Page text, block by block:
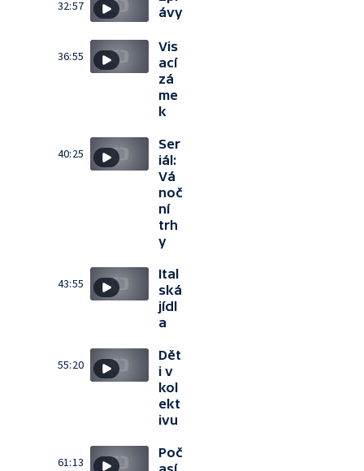
32:57
ávy
36:55
Vis
ací
zá
me
k
40:25
Ser
iál:
Vá
noč
ní
trh
y
43:55
Ital
ská
jídl
a
55:20
Dět
i v
kol
ekt
ivu
61:13
Poč